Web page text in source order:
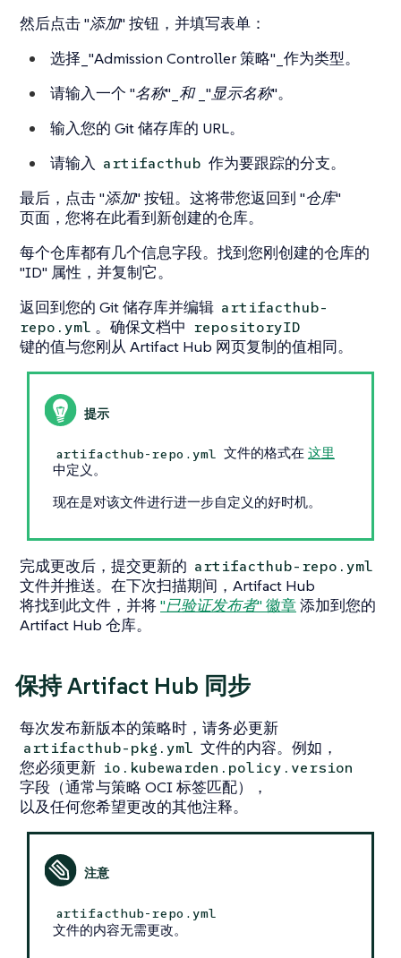
然后点击"添加" 按钮，并填写表单：
选择_"Admission Controller 策略"_作为类型。
请输入一个 "名称"_和 _"显示名称"。
输入您的 Git 储存库的 URL。
请输入 artifacthub 作为要跟踪的分支。
最后，点击"添加" 按钮。这将带您返回到 "仓库"
页面，您将在此看到新创建的仓库。
每个仓库都有几个信息字段。找到您刚创建的仓库的
"ID" 属性，并复制它。
返回到您的 Git 储存库并编辑 artifacthub-
repo.yml 。确保文档中 repositoryID
键的值与您刚从 Artifact Hub 网页复制的值相同。
artifacthub-repo.yml 文件的格式在 这里
中定义。
现在是对该文件进行进一步自定义的好时机。
完成更改后，提交更新的 artifacthub-repo.yml
文件并推送。在下次扫描期间，Artifact Hub
将找到此文件，并将"已验证发布者" 徽章添加到您的
Artifact Hub 仓库。
保持 Artifact Hub 同步
每次发布新版本的策略时，请务必更新
artifacthub-pkg.yml 文件的内容。例如，
您必须更新 io.kubewarden.policy.version
字段（通常与策略 OCI 标签匹配），
以及任何您希望更改的其他注释。
artifacthub-repo.yml
文件的内容无需更改。